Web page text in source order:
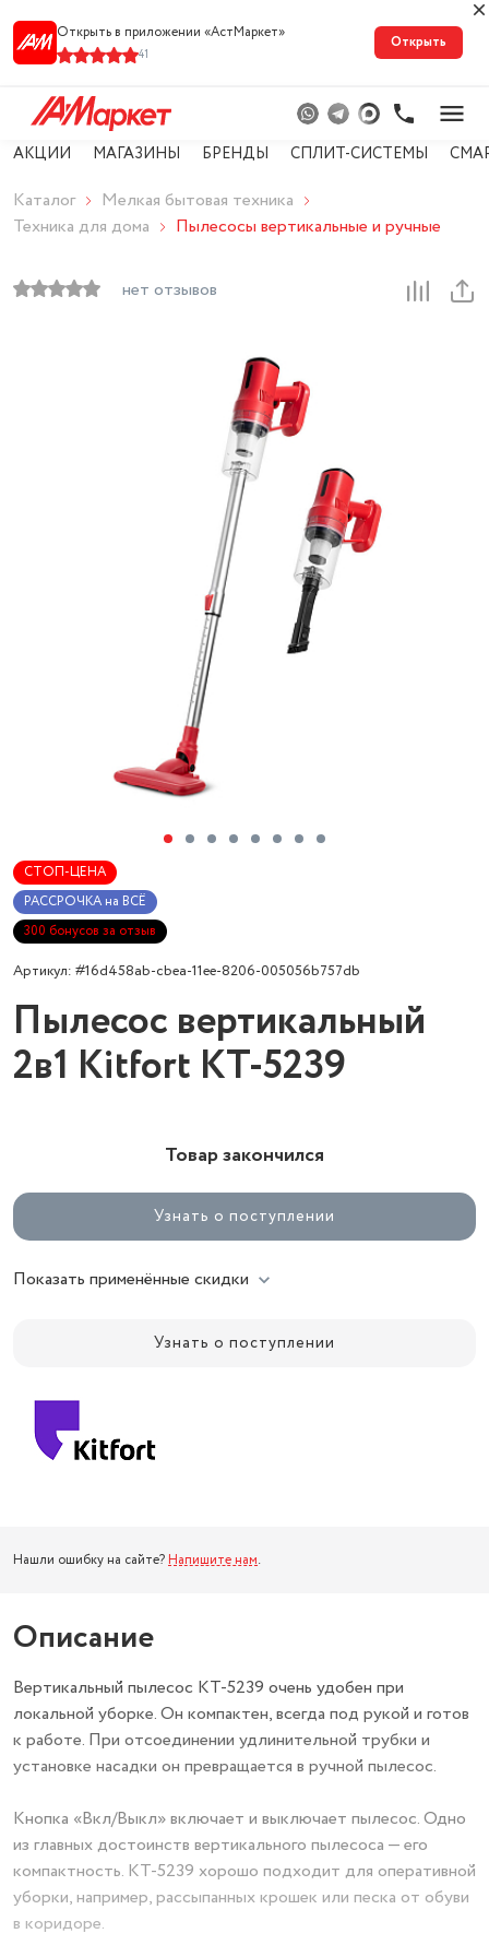
Открыть в приложении «АстМарке‪т‬»
41
Открыть
АКЦИИ МАГАЗИНЫ БРЕНДЫ СПЛИТ-СИСТЕМЫ
Каталог
Мелкая бытовая техника
Техника для дома
Пылесосы вертикальные и ручные
нет отзывов
СТОП-ЦЕНА
РАССРОЧКА на ВСЁ
300 бонусов за отзыв
Артикул: #16d458ab-cbea-11ee-8206-005056b757db
Пылесос вертикальный
2в1 Kitfort КТ-5239
Товар закончился
Узнать о поступлении
Показать применённые скидки
Узнать о поступлении
Нашли ошибку на сайте? Напишите нам.
Описание
Вертикальный пылесос КТ-5239 очень удобен при
локальной уборке. Он компактен, всегда под рукой и готов
к работе. При отсоединении удлинительной трубки и
установке насадки он превращается в ручной пылесос.
Кнопка «Вкл/Выкл» включает и выключает пылесос. Одно
из главных достоинств вертикального пылесоса — его
компактность. КТ-5239 хорошо подходит для оперативной
уборки, например, рассыпанных крошек или песка от обуви
в коридоре.